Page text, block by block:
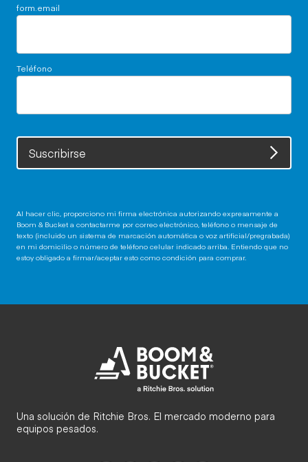
form.email
Teléfono
Suscribirse
Al hacer clic, proporciono mi firma electrónica autorizando expresamente a
Boom & Bucket a contactarme por correo electrónico, teléfono o mensaje de
texto (incluido un sistema de marcación automática o voz artificial/pregrabada)
en mi domicilio o número de teléfono celular indicado arriba. Entiendo que no
estoy obligado a firmar/aceptar esto como condición para comprar.
Una solución de Ritchie Bros. El mercado moderno para
equipos pesados.